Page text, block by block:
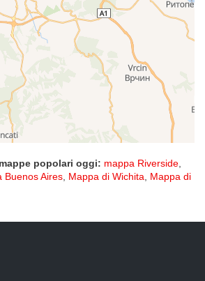
popolari oggi: mappa Riverside,
Buenos Aires, Mappa di Wichita, Mappa di